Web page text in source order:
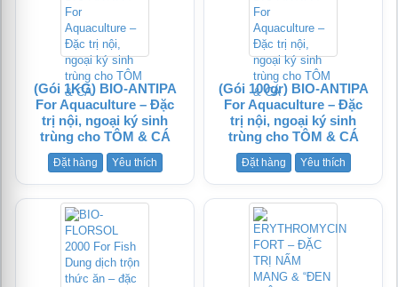
(Gói 1KG) BIO-ANTIPA
For Aquaculture – Đặc
trị nội, ngoại ký sinh
trùng cho TÔM & CÁ
Đặt hàng Yêu thích
(Gói 100gr) BIO-ANTIPA
For Aquaculture – Đặc
trị nội, ngoại ký sinh
trùng cho TÔM & CÁ
Đặt hàng Yêu thích